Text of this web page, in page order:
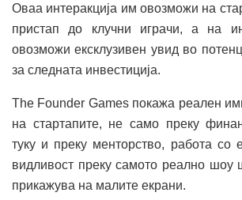
Оваа интеракција им овозможи на
пристап до клучни играчи, а на
овозможи ексклузивен увид во
за следната инвестиција.
The Founder Games покажа реален
на стартапите, не само преку
туку и преку менторство, работа со
видливост преку самото реално шоу
прикажува на малите екрани.